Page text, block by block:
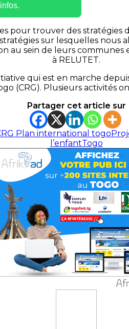
pour trouver des stratégies
sur lesquelles
au sein de leurs
à RELUTET.
qui est en marche
(CRG). Plusieurs activités
Partager cet article sur
Plan international togo
l’enfantTogo